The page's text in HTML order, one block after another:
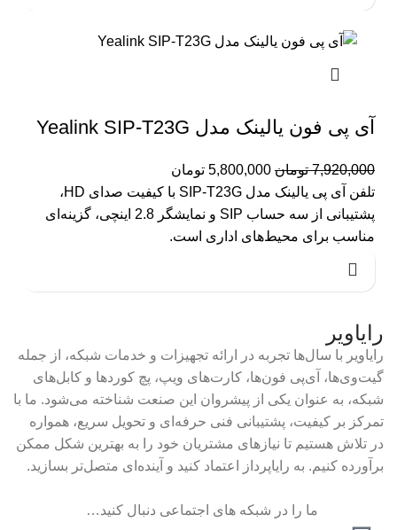
آی پی فون یالینک مدل Yealink SIP-T23G
7,920,000 تومان 5,800,000 تومان
تلفن آی پی یالینک مدل SIP-T23G با کیفیت صدای HD،
پشتیبانی از سه حساب SIP و نمایشگر 2.8 اینچی، گزینه‌ای
مناسب برای محیط‌های اداری است.
رایاویر
رایاویر با سال‌ها تجربه در ارائه تجهیزات و خدمات شبکه، از جمله
گیت‌وی‌ها، آی‌پی فون‌ها، کارت‌های ویپ، پچ کوردها و کابل‌های
شبکه، به عنوان یکی از پیشروان این صنعت شناخته می‌شود. ما با
تمرکز بر کیفیت، پشتیبانی فنی حرفه‌ای و تحویل سریع، همواره
در تلاش هستیم تا نیازهای مشتریان خود را به بهترین شکل ممکن
برآورده کنیم. به رایاپرداز اعتماد کنید و آینده‌ای متصل‌تر بسازید.
ما را در شبکه های اجتماعی دنبال کنید…